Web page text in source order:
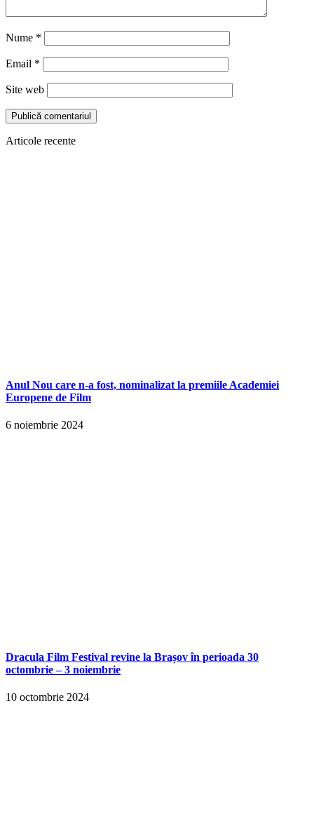
Nume *
Email *
Site web
Articole recente
Anul Nou care n-a fost, nominalizat la premiile Academiei
Europene de Film
6 noiembrie 2024
Dracula Film Festival revine la Brașov în perioada 30
octombrie – 3 noiembrie
10 octombrie 2024